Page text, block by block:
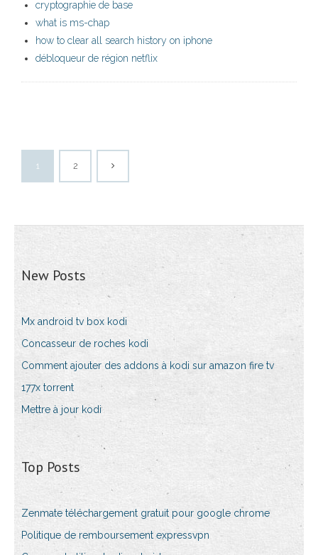
cryptographie de base
what is ms-chap
how to clear all search history on iphone
débloqueur de région netflix
1 2
New Posts
Mx android tv box kodi
Concasseur de roches kodi
Comment ajouter des addons à kodi sur amazon fire tv
177x torrent
Mettre à jour kodi
Top Posts
Zenmate téléchargement gratuit pour google chrome
Politique de remboursement expressvpn